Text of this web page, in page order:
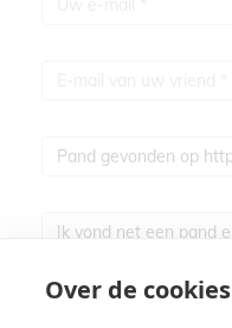
Over de